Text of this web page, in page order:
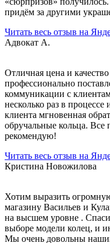
придём за другими
Читать весь отзыв на
Адвокат А.
Отличная цена и
профессионально
коммуникации с
несколько раз в
клиента мгновенная
обручальные кольца.
рекомендую!
Читать весь отзыв на
Кристина Новожилова
Хотим выразить
магазину Васильев и
на высшем уровне .
выборе модели колец, и
Мы очень довольны